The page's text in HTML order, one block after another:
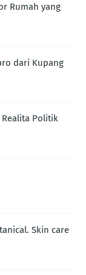
Rumah yang
dari Kupang
Politik
Skin care